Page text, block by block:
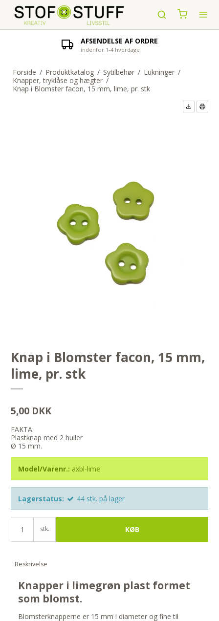
AFSENDELSE AF ORDRE
indenfor 1-4 hverdage
Forside / Produktkatalog / Sytilbehør / Lukninger /
Knapper, tryklåse og hægter /
Knap i Blomster facon, 15 mm, lime, pr. stk
Knap i Blomster facon, 15 mm,
lime, pr. stk
5,00 DKK
FAKTA:
Plastknap med 2 huller
Ø 15 mm.
Model/Varenr.: axbl-lime
Lagerstatus: 44 stk. på lager
stk. KØB
Beskrivelse
Knapper i limegrøn plast formet
som blomst.
Blomsterknapperne er 15 mm i diameter og fine til